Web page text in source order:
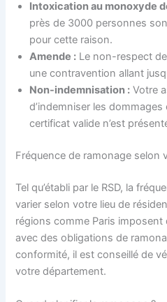
Intoxication au monoxyde
près de 3000 personnes
pour cette raison.
Amende : Le non-respect
une contravention allant
Non-indemnisation : Votre
d’indemniser les
certificat valide n’est
Fréquence de ramonage selon
Tel qu’établi par le RSD, la
varier selon votre lieu de
régions comme Paris
avec des obligations de
conformité, il est conseillé de
votre département.